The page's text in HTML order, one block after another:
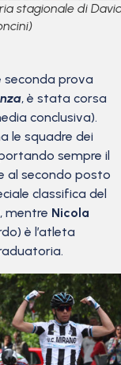
stagionale di
seconda prova
, è stata corsa
conclusiva).
le squadre dei
sempre il
al secondo posto
classifica del
mentre Nicola
è l’atleta